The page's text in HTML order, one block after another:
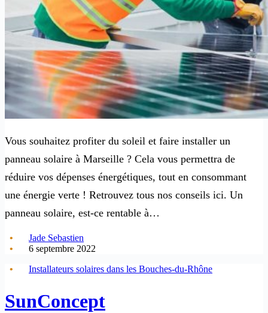
Vous souhaitez profiter du soleil et faire installer un
panneau solaire à Marseille ? Cela vous permettra de
réduire vos dépenses énergétiques, tout en consommant
une énergie verte ! Retrouvez tous nos conseils ici. Un
panneau solaire, est-ce rentable à…
Jade Sebastien
6 septembre 2022
Installateurs solaires dans les Bouches-du-Rhône
SunConcept